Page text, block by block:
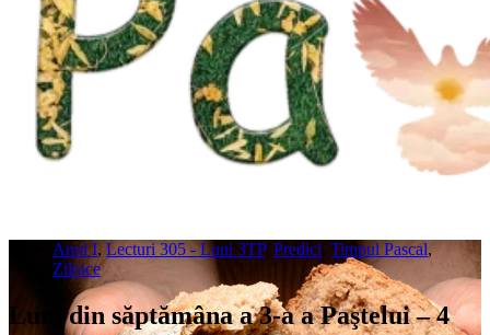
Anul I, Lecturi 305 - Luni 3TP, Predici Timpul Pascal,
Zilnice
Luni din săptămâna a 3-a a Paştelui – 4